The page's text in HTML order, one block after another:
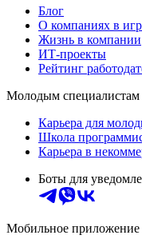
Блог
О компаниях в
Жизнь в компании
ИТ-проекты
Рейтинг
Молодым специалистам
Карьера для
Школа
Карьера в
Боты для
Мобильное приложение